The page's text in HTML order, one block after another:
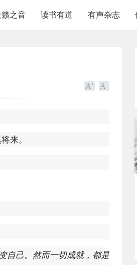
籁之音 读书有道 有声杂志
来。
自己。然而一切成就，都是